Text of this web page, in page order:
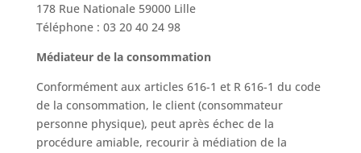
178 Rue Nationale 59000 Lille
Téléphone : 03 20 40 24 98
Médiateur de la consommation
Conformément aux articles 616-1 et R 616-1 du code
de la consommation, le client (consommateur
personne physique), peut après échec de la
procédure amiable, recourir à médiation de la